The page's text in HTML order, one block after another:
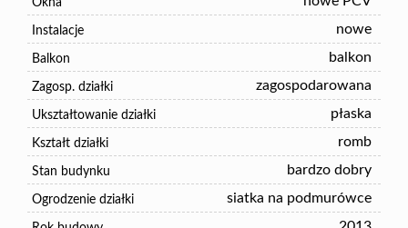
Okna
Instalacje nowe
Balkon balkon
Zagosp. działki zagospodarowana
Ukształtowanie działki płaska
Kształt działki romb
Stan budynku bardzo dobry
Ogrodzenie działki siatka na podmurówce